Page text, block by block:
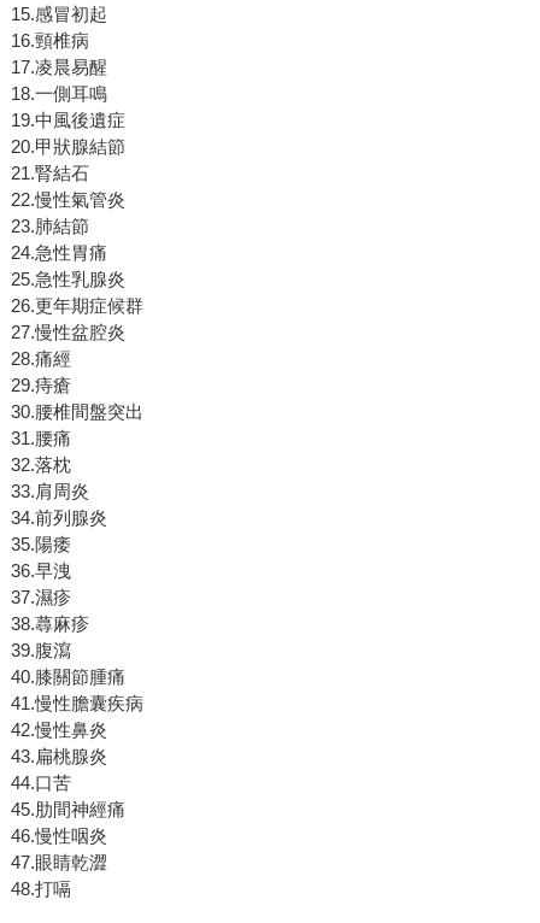
15.感冒初起
16.頸椎病
17.凌晨易醒
18.一側耳鳴
19.中風後遺症
20.甲狀腺結節
21.腎結石
22.慢性氣管炎
23.肺結節
24.急性胃痛
25.急性乳腺炎
26.更年期症候群
27.慢性盆腔炎
28.痛經
29.痔瘡
30.腰椎間盤突出
31.腰痛
32.落枕
33.肩周炎
34.前列腺炎
35.陽痿
36.早洩
37.濕疹
38.蕁麻疹
39.腹瀉
40.膝關節腫痛
41.慢性膽囊疾病
42.慢性鼻炎
43.扁桃腺炎
44.口苦
45.肋間神經痛
46.慢性咽炎
47.眼睛乾澀
48.打嗝